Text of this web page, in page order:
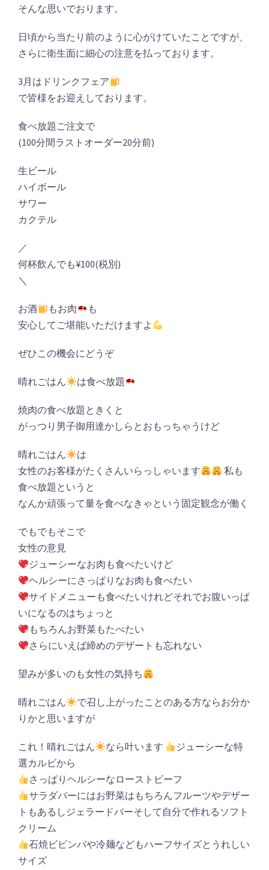
そんな思いでおります。
日頃から当たり前のように心がけていたことですが、
さらに衛生面に細心の注意を払っております。
3月はドリンクフェア
で皆様をお迎えしております。
食べ放題ご注文で
(100分間ラストオーダー20分前)
生ビール
ハイボール
サワー
カクテル
／
何杯飲んでも¥100(税別)
＼
お酒 もお肉
も
安心してご堪能いただけますよ
ぜひこの機会にどうぞ
晴れごはん は食べ放題
焼肉の食べ放題ときくと
がっつり男子御用達かしらとおもっちゃうけど
晴れごはん
は
女性のお客様がたくさんいらっしゃいます
私も
食べ放題というと
なんか頑張って量を食べなきゃという固定観念が働く
でもでもそこで
女性の意見
ジューシーなお肉も食べたいけど
ヘルシーにさっぱりなお肉も食べたい
サイドメニューも食べたいけれどそれでお腹いっぱ
いになるのはちょっと
もちろんお野菜もたべたい
さらにいえば締めのデザートも忘れない
望みが多いのも女性の気持ち
晴れごはん
で召し上がったことのある方ならお分か
りかと思いますが
これ！晴れごはん なら叶います
ジューシーな特
選カルビから
さっぱりヘルシーなローストビーフ
サラダバーにはお野菜はもちろんフルーツやデザー
トもあるしジェラードバーそして自分で作れるソフト
クリーム
石焼ビビンバや冷麺などもハーフサイズとうれしい
サイズ